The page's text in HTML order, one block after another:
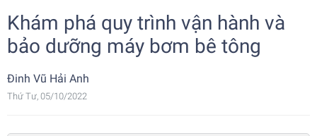
Khám phá quy trình vận hành và
bảo dưỡng máy bơm bê tông
Đinh Vũ Hải Anh
Thứ Tư, 05/10/2022